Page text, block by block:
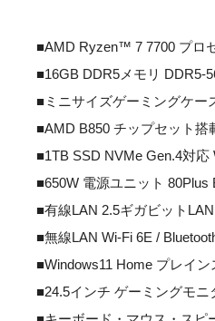
■AMD Ryzen™ 7 7700 プロ
■16GB DDR5メモリ DDR5-
■ミニサイズゲーミングケー
■AMD B850 チップセット搭
■1TB SSD NVMe Gen.4対応
■650W 電源ユニット 80Plus
■有線LAN 2.5ギガビットLAN
■無線LAN Wi-Fi 6E /
■Windows11 Home プレイン
■24.5インチ ゲーミングモニ